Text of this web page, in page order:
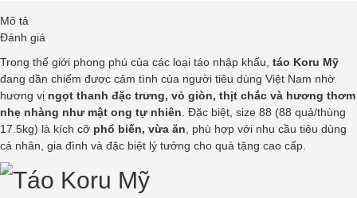
Mô tả
Đánh giá
Trong thế giới phong phú của các loại táo nhập khẩu, táo Koru Mỹ
đang dần chiếm được cảm tình của người tiêu dùng Việt Nam nhờ
hương vị ngọt thanh đặc trưng, vỏ giòn, thịt chắc và hương thơm
nhẹ nhàng như mật ong tự nhiên . Đặc biệt, size 88 (88 quả/thùng
17.5kg) là kích cỡ phổ biến, vừa ăn , phù hợp với nhu cầu tiêu dùng
cá nhân, gia đình và đặc biệt lý tưởng cho quà tặng cao cấp.